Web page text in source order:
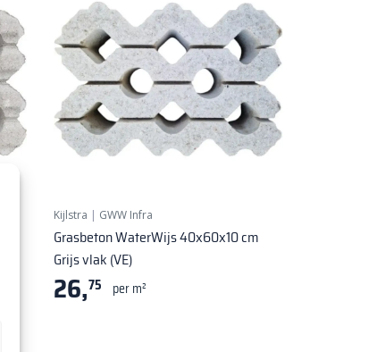
Kijlstra | GWW Infra
Grasbeton WaterWijs 40x60x10 cm
Grijs vlak (VE)
26,75 per m²